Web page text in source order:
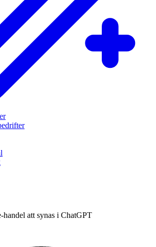
handel att synas i ChatGPT